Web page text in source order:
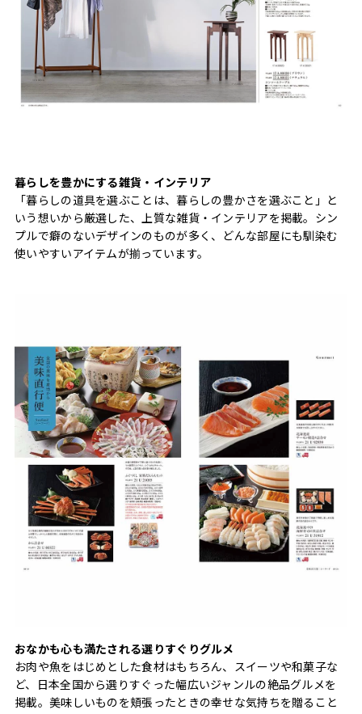
暮らしを豊かにする雑貨・インテリア
「暮らしの道具を選ぶことは、暮らしの豊かさを選ぶこと」と
いう想いから厳選した、上質な雑貨・インテリアを掲載。シン
プルで癖のないデザインのものが多く、どんな部屋にも馴染む
使いやすいアイテムが揃っています。
おなかも心も満たされる選りすぐりグルメ
お肉や魚をはじめとした食材はもちろん、スイーツや和菓子な
ど、日本全国から選りすぐった幅広いジャンルの絶品グルメを
掲載。美味しいものを頬張ったときの幸せな気持ちを贈ること